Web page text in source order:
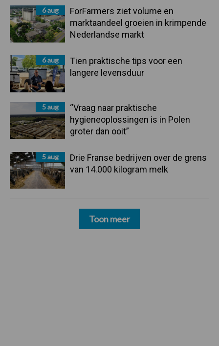
6 aug
ForFarmers ziet volume en
marktaandeel groeien in krimpende
Nederlandse markt
6 aug
Tien praktische tips voor een
langere levensduur
5 aug
“Vraag naar praktische
hygieneoplossingen is in Polen
groter dan ooit”
5 aug
Drie Franse bedrijven over de grens
van 14.000 kilogram melk
Toon meer